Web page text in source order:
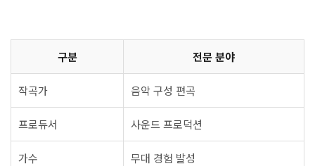
구분 전문 분야
작곡가 음악 구성 편곡
프로듀서 사운드 프로덕션
가수 무대 경험 발성